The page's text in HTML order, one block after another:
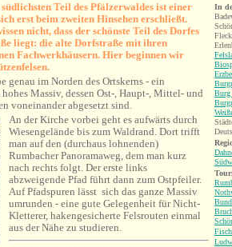
Teil des Pfälzerwaldes ist einer
erst beim zweiten Hinsehen erschließt.
nicht, dass der schönste Teil des Dorfes
liegt: die alte Dorfstraße mit ihren
Fachwerkhäusern. Hier beginnen wir
genau im Norden des Ortskerns - ein
Massiv, dessen Ost-, Haupt-, Mittel- und
voneinander abgesetzt sind.
An der Kirche vorbei geht es aufwärts durch
Wiesengelände bis zum Waldrand. Dort trifft
man auf den (durchaus lohnenden)
Rumbacher Panoramaweg, dem man kurz
nach rechts folgt. Der erste links
abzweigende Pfad führt dann zum Ostpfeiler.
Auf Pfadspuren lässt sich das ganze Massiv
umrunden - eine gute Gelegenheit für Nicht-
Kletterer, hakengesicherte Felsrouten einmal
aus der Nähe zu studieren.
In
Burg